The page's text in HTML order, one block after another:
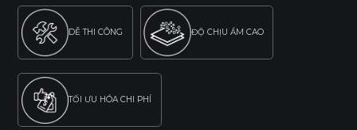
DỄ THI CÔNG ĐỘ CHỊU ẨM CAO
TỐI ƯU HÓA CHI PHÍ